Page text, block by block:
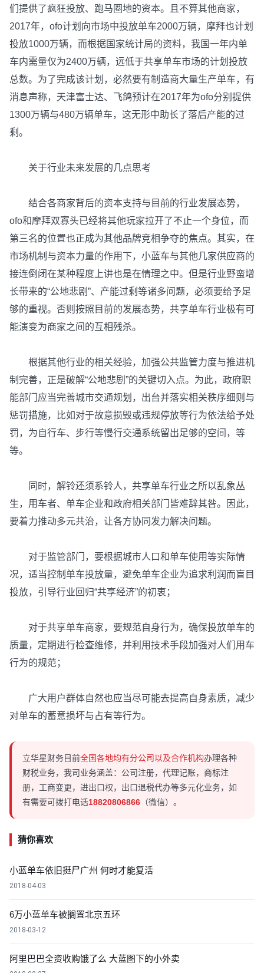
们提供了疯狂投放、跑马圈地的资本。且不算其他商家，
2017年，ofo计划向市场中投放单车2000万辆，摩拜也计划
投放1000万辆，而根据国家统计局的资料，我国一年内单
车内需量仅为2400万辆，远低于共享单车市场的计划投放
总数。为了完成该计划，必然要有制造商大量生产单车，有
消息声称，天津富士达、飞鸽预计在2017年为ofo分别提供
1300万辆与480万辆单车，这无形中助长了落后产能的过
剩。
关于行业未来发展的几点思考
结合各商家背后的资本支持与目前的行业发展态势，
ofo和摩拜双寡头已经将其他玩家拉开了不止一个身位，而
第三名的位置也正成为其他品牌竞相争夺的焦点。其实，在
市场机制与资本力量的作用下，小蓝车与其他几家供应商的
接连倒闭在某种程度上讲也是在情理之中。但是行业野蛮增
长带来的“公地悲剧”、产能过剩等诸多问题，必须要给予足
够的重视。否则按照目前的发展态势，共享单车行业极有可
能演变为商家之间的互相残杀。
根据其他行业的相关经验，加强公共监管力度与推进机
制完善，正是破解“公地悲剧”的关键切入点。为此，政府职
能部门应当完善城市交通规划，出台并落实相关秩序细则与
惩罚措施，比如对于故意损毁或违规停放等行为依法给予处
罚，为自行车、步行等慢行交通系统留出足够的空间，等
等。
同时，解铃还须系铃人，共享单车行业之所以乱象丛
生，用车者、单车企业和政府相关部门皆难辞其咎。因此，
要着力推动多元共治，让各方协同发力解决问题。
对于监管部门，要根据城市人口和单车使用等实际情
况，适当控制单车投放量，避免单车企业为追求利润而盲目
投放，引导行业回归“共享经济”的初衷；
对于共享单车商家，要规范自身行为，确保投放单车的
质量，定期进行检查维修，并利用技术手段加强对人们用车
行为的规范；
广大用户群体自然也应当尽可能去提高自身素质，减少
对单车的蓄意损坏与占有等行为。
立华星财务目前全国各地均有分公司以及合作机构办理各种
财税业务，我司业务涵盖：公司注册，代理记账，商标注
册，工商变更，进出口权，出口退税代办等多元化业务，如
有需要可拨打电话18820806866 （微信）。
猜你喜欢
小蓝单车依旧挺尸广州 何时才能复活
2018-04-03
6万小蓝单车被搁置北京五环
2018-03-12
阿里巴巴全资收购饿了么 大蓝图下的小外卖